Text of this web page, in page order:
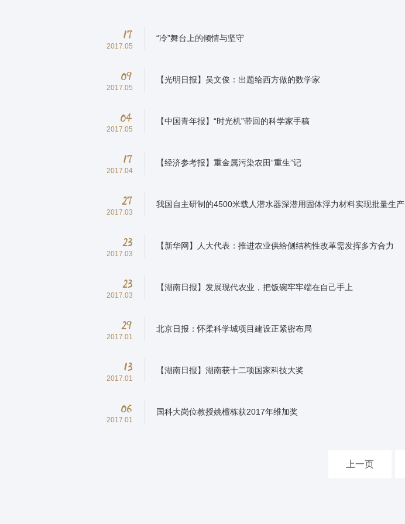
17
2017.05
“冷”舞台上的倾情与坚守
09
2017.05
【光明日报】吴文俊：出题给西方做的数学家
04
2017.05
【中国青年报】“时光机”带回的科学家手稿
17
2017.04
【经济参考报】重金属污染农田“重生”记
27
2017.03
我国自主研制的4500米载人潜水器深潜用固体浮力材料实现批量生产
23
2017.03
【新华网】人大代表：推进农业供给侧结构性改革需发挥多方合力
23
2017.03
【湖南日报】发展现代农业，把饭碗牢牢端在自己手上
29
2017.01
北京日报：怀柔科学城项目建设正紧密布局
13
2017.01
【湖南日报】湖南获十二项国家科技大奖
06
2017.01
国科大岗位教授姚檀栋获2017年维加奖
上一页